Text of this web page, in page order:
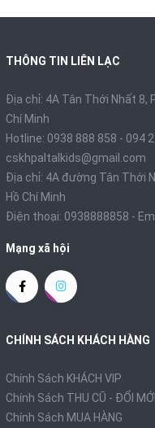
THÔNG TIN LIÊN LẠC
Địa chỉ: 4A Tân Thới Nhất 8,
Chí Minh
Hotline: 0938 888 858 - 094
cskhpaltalkids@gmail.com
Địa chỉ: 4A đường Tân Thới
Hồ Chí Minh
Điện thoại: 0938888858 -
Mạng xã hội
CHÍNH SÁCH KHÁCH HÀNG
Chính Sách KHÁCH VIP
Chính Sách THU CŨ - ĐỔI MỚI
Chính Sách MUA HÀNG